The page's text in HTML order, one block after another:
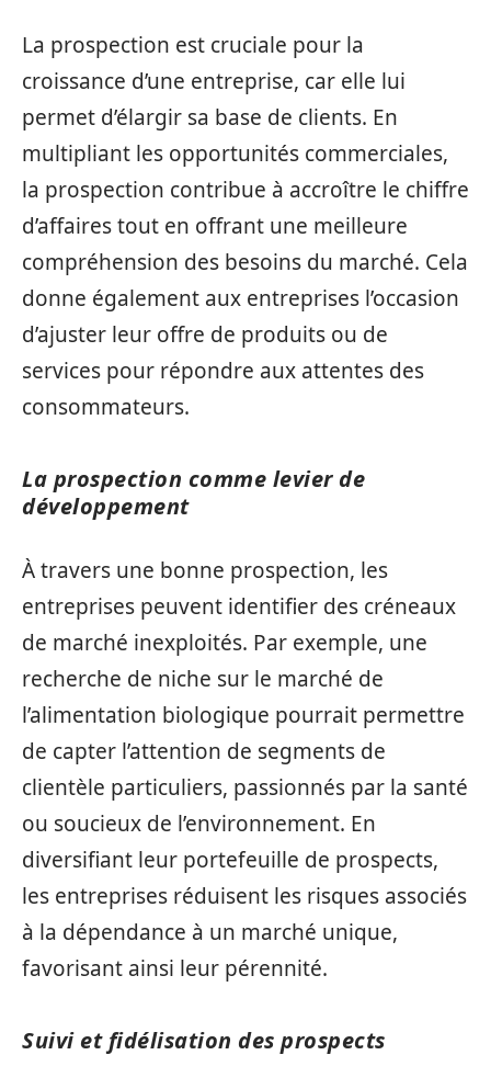
La prospection est cruciale pour la
croissance d’une entreprise, car elle lui
permet d’élargir sa base de clients. En
multipliant les opportunités commerciales,
la prospection contribue à accroître le chiffre
d’affaires tout en offrant une meilleure
compréhension des besoins du marché. Cela
donne également aux entreprises l’occasion
d’ajuster leur offre de produits ou de
services pour répondre aux attentes des
consommateurs.
La prospection comme levier de
développement
À travers une bonne prospection, les
entreprises peuvent identifier des créneaux
de marché inexploités. Par exemple, une
recherche de niche sur le marché de
l’alimentation biologique pourrait permettre
de capter l’attention de segments de
clientèle particuliers, passionnés par la santé
ou soucieux de l’environnement. En
diversifiant leur portefeuille de prospects,
les entreprises réduisent les risques associés
à la dépendance à un marché unique,
favorisant ainsi leur pérennité.
Suivi et fidélisation des prospects